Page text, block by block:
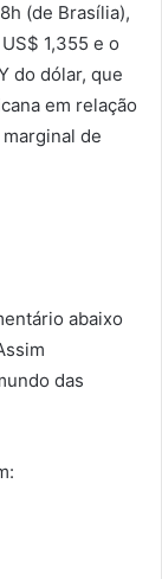
(de Brasília),
1,355 e o
do dólar, que
em relação
de
abaixo
das